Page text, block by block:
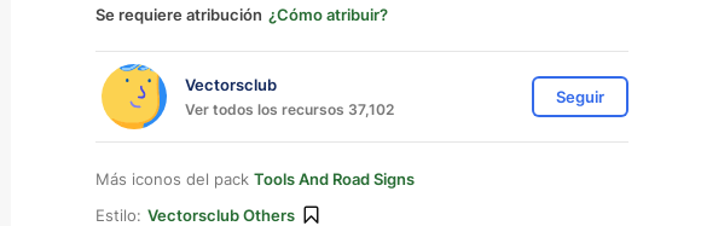
Se requiere atribución ¿Cómo atribuir?
Vectorsclub
Ver todos los recursos 37,102
Seguir
Más iconos del pack Tools And Road Signs
Estilo: Vectorsclub Others